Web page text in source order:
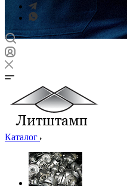
Каталог